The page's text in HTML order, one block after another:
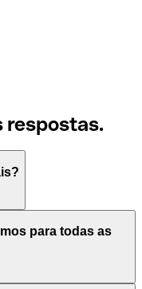
respostas.
for Worldwide
(Sociedade para
onde se
para todas as